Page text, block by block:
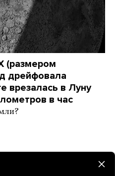
(размером
дрейфовала
врезалась в Луну
в час
бюллетень